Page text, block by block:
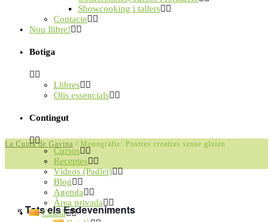
Showcooking i tallers
Contacte
Nou llibre!
Botiga
Llibres
Olis essencials
Contingut
Cursos
Receptes
Vídeos (Padlet)
Blog
Agenda
Àrea privada
Català
La Cuina de Gavina / Monogràfic: Postres creatius sense gluten
« Tots els Esdeveniments